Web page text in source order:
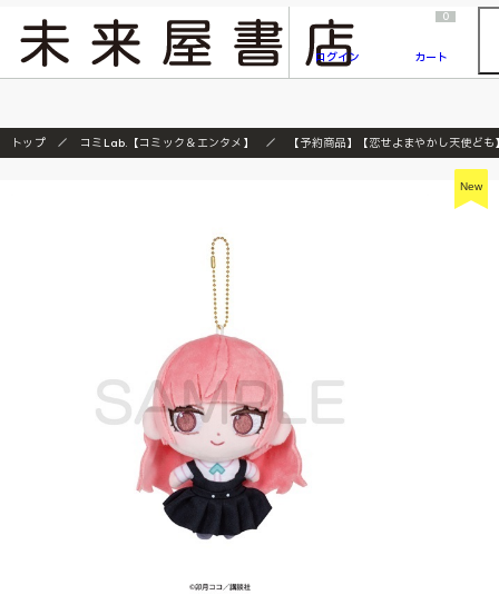
『ONE PIECE magazine 021 ONE PIECEカード付き同梱版』発売延期のご案内
ログイン
0
カート
トップ コミLab.【コミック＆エンタメ】 【予約商品】【恋せよまやかし天使ど
New